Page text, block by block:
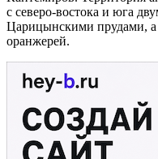
с северо-востока и юга
Царицынскими прудами,
оранжерей.